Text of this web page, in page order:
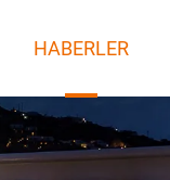
HABERLER